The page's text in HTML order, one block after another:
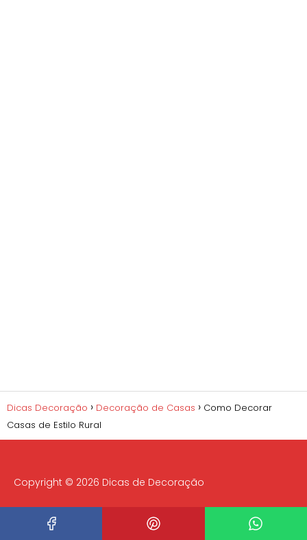
Dicas Decoração Decoração de Casas
Como Decorar
Casas de Estilo Rural
Copyright © 2026 Dicas de Decoração
SOCIAL